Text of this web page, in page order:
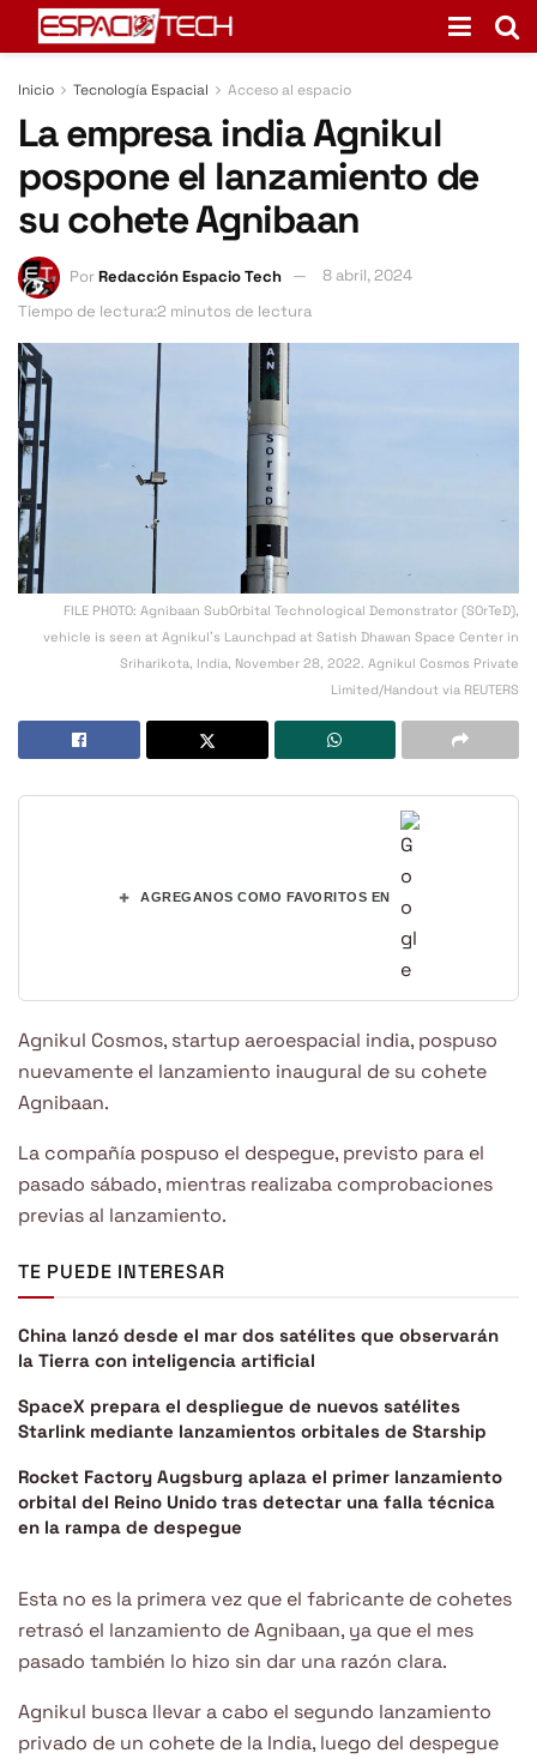
Inicio Tecnología Espacial Acceso al espacio
La empresa india Agnikul
pospone el lanzamiento de
su cohete Agnibaan
PorRedacción Espacio Tech
8 abril, 2024
Tiempo de lectura:2 minutos de lectura
FILE PHOTO: Agnibaan SubOrbital Technological Demonstrator (SOrTeD),
vehicle is seen at Agnikul's Launchpad at Satish Dhawan Space Center in
Sriharikota, India, November 28, 2022. Agnikul Cosmos Private
Limited/Handout via REUTERS
+ AGREGANOS COMO FAVORITOS EN
Agnikul Cosmos, startup aeroespacial india, pospuso
nuevamente el lanzamiento inaugural de su cohete
Agnibaan.
La compañía pospuso el despegue, previsto para el
pasado sábado, mientras realizaba comprobaciones
previas al lanzamiento.
TE PUEDE INTERESAR
China lanzó desde el mar dos satélites que observarán
la Tierra con inteligencia artificial
SpaceX prepara el despliegue de nuevos satélites
Starlink mediante lanzamientos orbitales de Starship
Rocket Factory Augsburg aplaza el primer lanzamiento
orbital del Reino Unido tras detectar una falla técnica
en la rampa de despegue
Esta no es la primera vez que el fabricante de cohetes
retrasó el lanzamiento de Agnibaan, ya que el mes
pasado también lo hizo sin dar una razón clara.
Agnikul busca llevar a cabo el segundo lanzamiento
privado de un cohete de la India, luego del despegue